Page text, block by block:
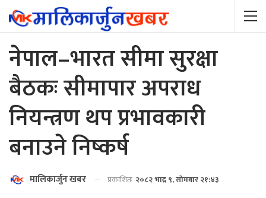
नेपाल–भारत सीमा सुरक्षा
बैठकः सीमापार अपराध
नियन्त्रण थप प्रभावकारी
बनाउने निष्कर्ष
मालिकार्जुन खबर प्रकाशितः २०८२ भाद्र ९, सोमबार २१:४३